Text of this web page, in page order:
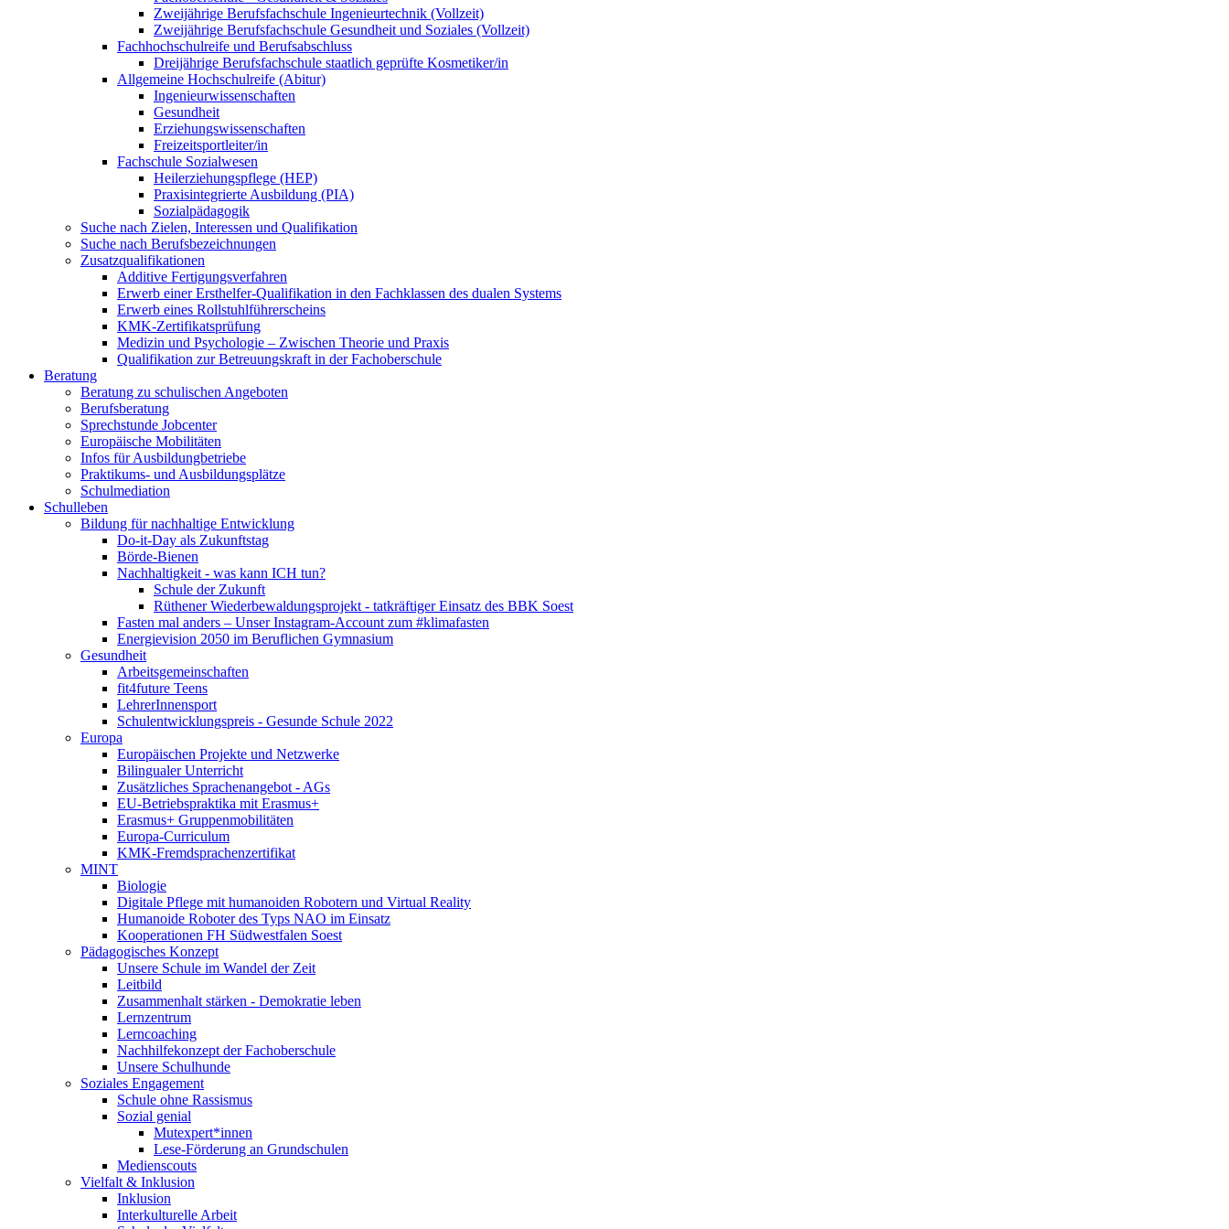
Zweijährige Berufsfachschule Ingenieurtechnik (Vollzeit)
Zweijährige Berufsfachschule Gesundheit und Soziales (Vollzeit)
Fachhochschulreife und Berufsabschluss
Dreijährige Berufsfachschule staatlich geprüfte Kosmetiker/in
Allgemeine Hochschulreife (Abitur)
Ingenieurwissenschaften
Gesundheit
Erziehungswissenschaften
Freizeitsportleiter/in
Fachschule Sozialwesen
Heilerziehungspflege (HEP)
Praxisintegrierte Ausbildung (PIA)
Sozialpädagogik
Suche nach Zielen, Interessen und Qualifikation
Suche nach Berufsbezeichnungen
Zusatzqualifikationen
Additive Fertigungsverfahren
Erwerb einer Ersthelfer-Qualifikation in den Fachklassen des dualen Systems
Erwerb eines Rollstuhlführerscheins
KMK-Zertifikatsprüfung
Medizin und Psychologie – Zwischen Theorie und Praxis
Qualifikation zur Betreuungskraft in der Fachoberschule
Beratung
Beratung zu schulischen Angeboten
Berufsberatung
Sprechstunde Jobcenter
Europäische Mobilitäten
Infos für Ausbildungbetriebe
Praktikums- und Ausbildungsplätze
Schulmediation
Schulleben
Bildung für nachhaltige Entwicklung
Do-it-Day als Zukunftstag
Börde-Bienen
Nachhaltigkeit - was kann ICH tun?
Schule der Zukunft
Rüthener Wiederbewaldungsprojekt - tatkräftiger Einsatz des BBK Soest
Fasten mal anders – Unser Instagram-Account zum #klimafasten
Energievision 2050 im Beruflichen Gymnasium
Gesundheit
Arbeitsgemeinschaften
fit4future Teens
LehrerInnensport
Schulentwicklungspreis - Gesunde Schule 2022
Europa
Europäischen Projekte und Netzwerke
Bilingualer Unterricht
Zusätzliches Sprachenangebot - AGs
EU-Betriebspraktika mit Erasmus+
Erasmus+ Gruppenmobilitäten
Europa-Curriculum
KMK-Fremdsprachenzertifikat
MINT
Biologie
Digitale Pflege mit humanoiden Robotern und Virtual Reality
Humanoide Roboter des Typs NAO im Einsatz
Kooperationen FH Südwestfalen Soest
Pädagogisches Konzept
Unsere Schule im Wandel der Zeit
Leitbild
Zusammenhalt stärken - Demokratie leben
Lernzentrum
Lerncoaching
Nachhilfekonzept der Fachoberschule
Unsere Schulhunde
Soziales Engagement
Schule ohne Rassismus
Sozial genial
Mutexpert*innen
Lese-Förderung an Grundschulen
Medienscouts
Vielfalt & Inklusion
Inklusion
Interkulturelle Arbeit